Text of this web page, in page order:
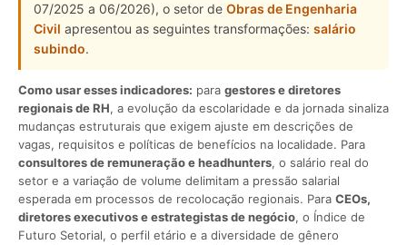
07/2025 a 06/2026), o setor de Obras de Engenharia
Civil apresentou as seguintes transformações: salário
subindo.
Como usar esses indicadores: para gestores e diretores
regionais de RH, a evolução da escolaridade e da jornada sinaliza
mudanças estruturais que exigem ajuste em descrições de
vagas, requisitos e políticas de benefícios na localidade. Para
consultores de remuneração e headhunters, o salário real do
setor e a variação de volume delimitam a pressão salarial
esperada em processos de recolocação regionais. Para CEOs,
diretores executivos e estrategistas de negócio, o Índice de
Futuro Setorial, o perfil etário e a diversidade de gênero